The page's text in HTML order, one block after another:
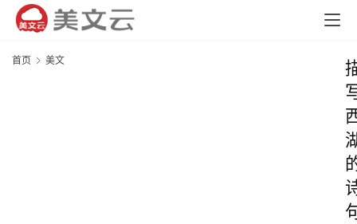
首页 美文